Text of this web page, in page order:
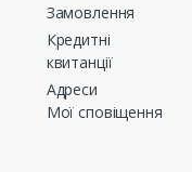
Замовлення
Кредитні
квитанції
Адреси
Мої сповіщення